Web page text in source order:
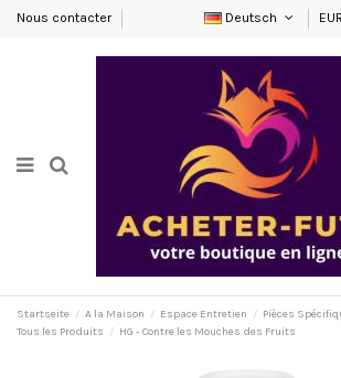
Nous contacter Deutsch
Startseite A la Maison Espace Entretien Pièces
Tous les Produits
HG - Contre les Mouches des Fruits